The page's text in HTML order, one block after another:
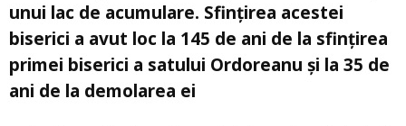
unui lac de acumulare. Sfințirea acestei
biserici a avut loc la 145 de ani de la sfințirea
primei biserici a satului Ordoreanu și la 35 de
ani de la demolarea ei